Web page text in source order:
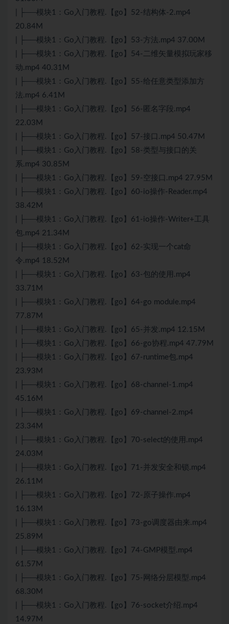
| ├──模块1：Go入门教程.【go】52-结构体-2.mp4
20.84M
| ├──模块1：Go入门教程.【go】53-方法.mp4 37.00M
| ├──模块1：Go入门教程.【go】54-二维矢量模拟玩家移
动.mp4 40.31M
| ├──模块1：Go入门教程.【go】55-给任意类型添加方
法.mp4 6.41M
| ├──模块1：Go入门教程.【go】56-匿名字段.mp4
22.03M
| ├──模块1：Go入门教程.【go】57-接口.mp4 50.47M
| ├──模块1：Go入门教程.【go】58-类型与接口的关
系.mp4 30.85M
| ├──模块1：Go入门教程.【go】59-空接口.mp4 27.95M
| ├──模块1：Go入门教程.【go】60-io操作-Reader.mp4
38.42M
| ├──模块1：Go入门教程.【go】61-io操作-Writer+工具
包.mp4 21.34M
| ├──模块1：Go入门教程.【go】62-实现一个cat命
令.mp4 18.52M
| ├──模块1：Go入门教程.【go】63-包的使用.mp4
33.71M
| ├──模块1：Go入门教程.【go】64-go module.mp4
77.87M
| ├──模块1：Go入门教程.【go】65-并发.mp4 12.15M
| ├──模块1：Go入门教程.【go】66-go协程.mp4 47.79M
| ├──模块1：Go入门教程.【go】67-runtime包.mp4
23.93M
| ├──模块1：Go入门教程.【go】68-channel-1.mp4
45.16M
| ├──模块1：Go入门教程.【go】69-channel-2.mp4
23.34M
| ├──模块1：Go入门教程.【go】70-select的使用.mp4
24.03M
| ├──模块1：Go入门教程.【go】71-并发安全和锁.mp4
26.11M
| ├──模块1：Go入门教程.【go】72-原子操作.mp4
16.13M
| ├──模块1：Go入门教程.【go】73-go调度器由来.mp4
25.89M
| ├──模块1：Go入门教程.【go】74-GMP模型.mp4
61.57M
| ├──模块1：Go入门教程.【go】75-网络分层模型.mp4
68.30M
| ├──模块1：Go入门教程.【go】76-socket介绍.mp4
14.97M